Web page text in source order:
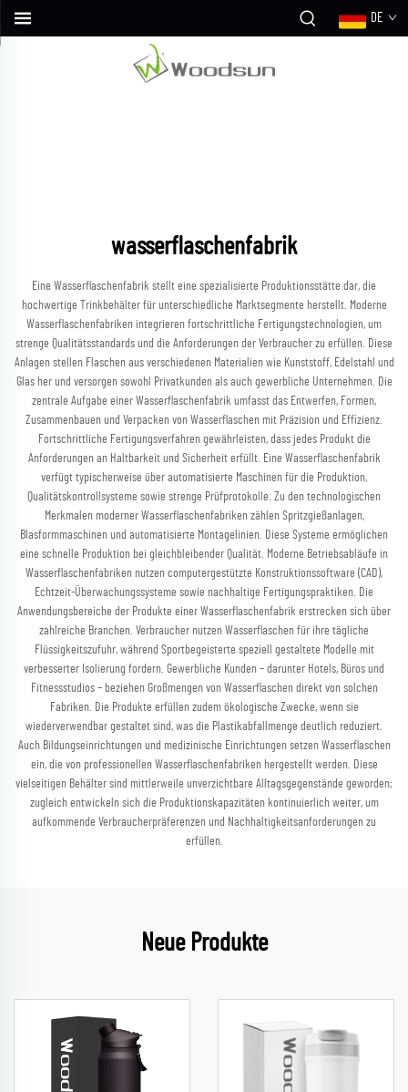
DE
wasserflaschenfabrik
Eine Wasserflaschenfabrik stellt eine spezialisierte Produktionsstätte dar, die
hochwertige Trinkbehälter für unterschiedliche Marktsegmente herstellt. Moderne
Wasserflaschenfabriken integrieren fortschrittliche Fertigungstechnologien, um
strenge Qualitätsstandards und die Anforderungen der Verbraucher zu erfüllen. Diese
Anlagen stellen Flaschen aus verschiedenen Materialien wie Kunststoff, Edelstahl und
Glas her und versorgen sowohl Privatkunden als auch gewerbliche Unternehmen. Die
zentrale Aufgabe einer Wasserflaschenfabrik umfasst das Entwerfen, Formen,
Zusammenbauen und Verpacken von Wasserflaschen mit Präzision und Effizienz.
Fortschrittliche Fertigungsverfahren gewährleisten, dass jedes Produkt die
Anforderungen an Haltbarkeit und Sicherheit erfüllt. Eine Wasserflaschenfabrik
verfügt typischerweise über automatisierte Maschinen für die Produktion,
Qualitätskontrollsysteme sowie strenge Prüfprotokolle. Zu den technologischen
Merkmalen moderner Wasserflaschenfabriken zählen Spritzgießanlagen,
Blasformmaschinen und automatisierte Montagelinien. Diese Systeme ermöglichen
eine schnelle Produktion bei gleichbleibender Qualität. Moderne Betriebsabläufe in
Wasserflaschenfabriken nutzen computergestützte Konstruktionssoftware (CAD),
Echtzeit-Überwachungssysteme sowie nachhaltige Fertigungspraktiken. Die
Anwendungsbereiche der Produkte einer Wasserflaschenfabrik erstrecken sich über
zahlreiche Branchen. Verbraucher nutzen Wasserflaschen für ihre tägliche
Flüssigkeitszufuhr, während Sportbegeisterte speziell gestaltete Modelle mit
verbesserter Isolierung fordern. Gewerbliche Kunden – darunter Hotels, Büros und
Fitnessstudios – beziehen Großmengen von Wasserflaschen direkt von solchen
Fabriken. Die Produkte erfüllen zudem ökologische Zwecke, wenn sie
wiederverwendbar gestaltet sind, was die Plastikabfallmenge deutlich reduziert.
Auch Bildungseinrichtungen und medizinische Einrichtungen setzen Wasserflaschen
ein, die von professionellen Wasserflaschenfabriken hergestellt werden. Diese
vielseitigen Behälter sind mittlerweile unverzichtbare Alltagsgegenstände geworden;
zugleich entwickeln sich die Produktionskapazitäten kontinuierlich weiter, um
aufkommende Verbraucherpräferenzen und Nachhaltigkeitsanforderungen zu
erfüllen.
Neue Produkte